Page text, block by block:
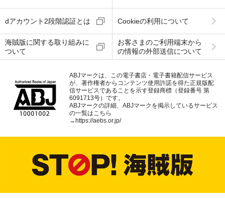
dアカウント2段階認証とは Cookieの利用について
海賊版に関する取り組みに
ついて
お客さまのご利用端末から
の情報の外部送信について
ABJマークは、この電子書店・電子書籍配信サービス
が、著作権者からコンテンツ使用許諾を得た正規版配
信サービスであることを示す登録商標（登録番号 第
6091713号）です。
ABJマークの詳細、ABJマークを掲示しているサービス
の一覧はこちら
→https://aebs.or.jp/